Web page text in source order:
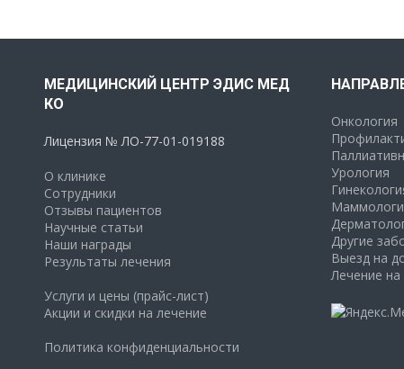
МЕДИЦИНСКИЙ ЦЕНТР ЭДИС МЕД
КО
Лицензия № ЛО-77-01-019188
О клинике
Сотрудники
Отзывы пациентов
Научные статьи
Наши награды
Результаты лечения
Услуги и цены (прайс-лист)
Акции и скидки на лечение
Политика конфиденциальности
Онкология
Урология
Другие
Выезд на
Лечение